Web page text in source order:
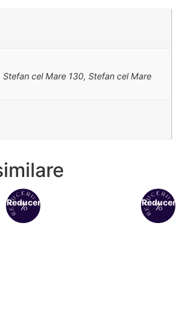
cel Mare 130, Stefan cel Mare
Reduceri!